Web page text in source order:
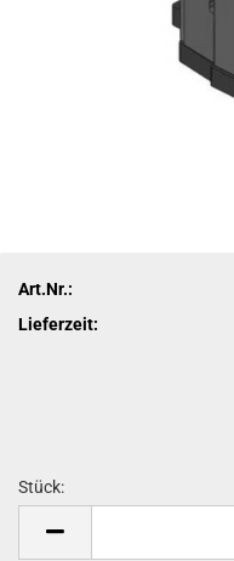
Art.Nr.:
Lieferzeit:
Stück: